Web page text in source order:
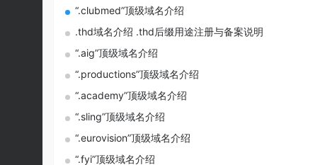
“.clubmed”顶级域名介绍
.thd域名介绍 .thd后缀用途注册与备案说明
“.aig”顶级域名介绍
“.productions”顶级域名介绍
“.academy”顶级域名介绍
“.sling”顶级域名介绍
“.eurovision”顶级域名介绍
“.fyi”顶级域名介绍